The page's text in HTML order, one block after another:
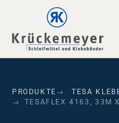
Skip to main navigation
Skip to main content
Skip to page footer
PRODUKTE
TESA
TESAFLEX 4163, 33M